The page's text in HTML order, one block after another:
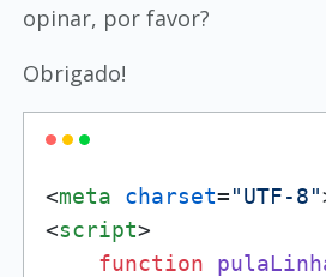
opinar, por favor?
Obrigado!
<meta charset="UTF-8"
<script>
function